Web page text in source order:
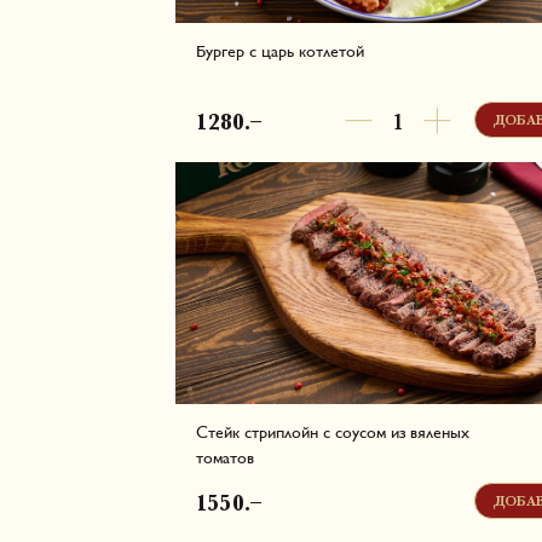
беконом. Подаётся с соусом, со свежим
спелыми томатами, красным луком и
Белки - 31.45 г, Жиры - 61.44 г, Углеводы - 19.05
754.93 ккал в одной порции
Бургер с царь котлетой
1280.–
вкусом. Подается с соусом из вяленых
пряных трав.
Стейк стриплойн с соусом из вяленых
томатов
1550.–